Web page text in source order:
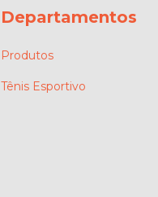
Departamentos
Produtos
Tênis Esportivo